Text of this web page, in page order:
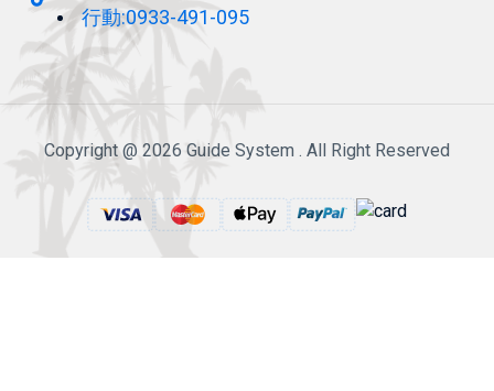
行動:0933-491-095
Copyright @ 2026 Guide System . All Right Reserved